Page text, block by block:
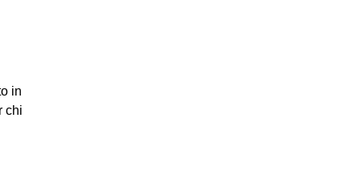
in
chi